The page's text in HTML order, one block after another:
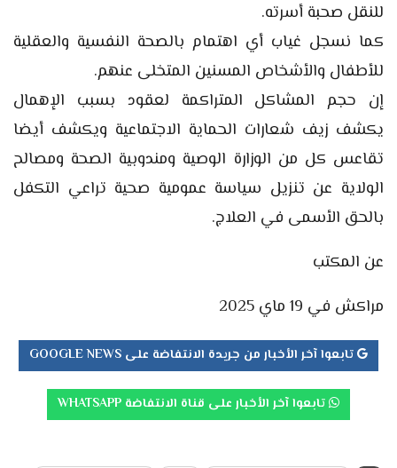
للنقل صحبة أسرته.
كما نسجل غياب أي اهتمام بالصحة النفسية والعقلية
للأطفال والأشخاص المسنين المتخلى عنهم.
إن حجم المشاكل المتراكمة لعقود بسبب الإهمال
يكشف زيف شعارات الحماية الاجتماعية ويكشف أيضا
تقاعس كل من الوزارة الوصية ومندوبية الصحة ومصالح
الولاية عن تنزيل سياسة عمومية صحية تراعي التكفل
بالحق الأسمى في العلاج.
عن المكتب
مراكش في 19 ماي 2025
تابعوا آخر الأخبار من جريدة الانتفاضة على GOOGLE NEWS
تابعوا آخر الأخبار على قناة الانتفاضة WHATSAPP